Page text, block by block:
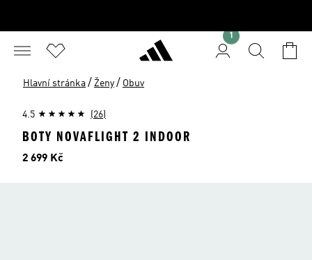
1
Hlavní stránka / Ženy / Obuv
4.5 (26)
BOTY NOVAFLIGHT 2 INDOOR
Cena
2 699 Kč